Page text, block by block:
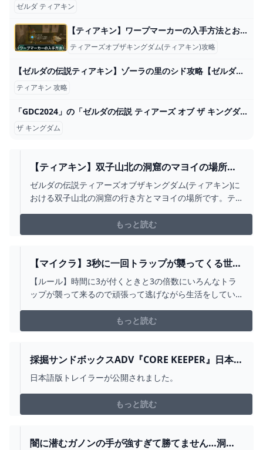
ゼルダ ティアキン
【ティアキン】ワープマーカーの入手方法とおすすめ設置場所【ゼルダの伝説ティアーズオブザキングダム】
ティアーズオブザキングダム(ティアキン)攻略
【ゼルダの伝説ティアキン】ゾーラの里のシド攻略【ゼルダの伝説ティアーズオブザキングダム】 - YouTube
ティアキン 攻略
「GDC2024」の「ゼルダの伝説 ティアーズ オブ ザ キングダム」講演がYouTubeで公開！（GAME Watch） - Yahoo!ニュース
ザ キングダム
【ティアキン】双子山北の洞窟のマヨイの場所と
行き方【ゼルダの伝説ティアーズオブザキングダ
ム】 - ゲームウィズ
ゼルダの伝説ティアーズオブザキングダム(ティアキン)に
おける双子山北の洞窟の行き方とマヨイの場所です。テ
はじめ、行く方法や宝箱の情報などを掲載しています。
もっと読む
【マイクラ】3秒に一回トラップが襲ってくる世界
で生き延びたい 184日目【一日一回】 - YOUTUBE
【ルール】時間に3が付くときと3の倍数にいろんなトラ
ップが襲って来るので頑張って逃げながら生活をしてい
クラフト Twitter → https://twitter.com/Budweiser824
もっと読む
採掘サンドボックスADV『CORE KEEPER』日本語
パッケージ版2024年夏発売―PS4/PS5/スイッチ向
日本語版トレイラーが公開されました。
もっと読む
闇に潜むガノンの手が強すぎて勝てません…洞窟